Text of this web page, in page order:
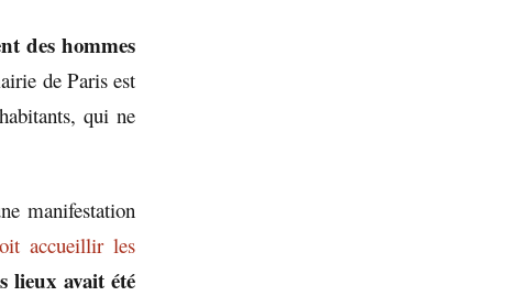
des hommes
de Paris est
qui ne
manifestation
accueillir les
lieux avait été